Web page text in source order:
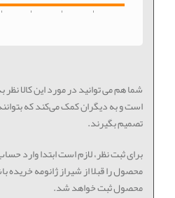
شما هم می توانید در مورد این کالا
است و به دیگران کمک می‌کند که
تصمیم بگیرند.
برای ثبت نظر، لازم است ابتدا وارد
محصول را قبلا از شیراز ژانومه خریده
محصول ثبت خواهد شد.